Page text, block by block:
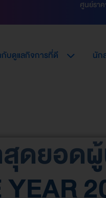
ศูนย์รา
บดูแลกิจการที่ดี นัก
ดยอด
YEAR